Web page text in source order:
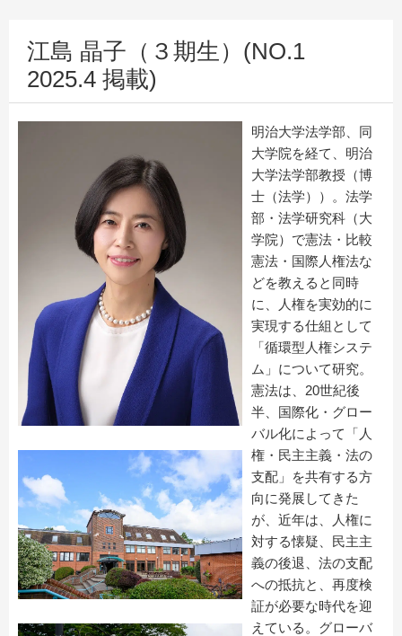
江島 晶子（３期生）(NO.1
2025.4 掲載)
明治大学法学部、同
大学院を経て、明治
大学法学部教授（博
士（法学））。法学
部・法学研究科（大
学院）で憲法・比較
憲法・国際人権法な
どを教えると同時
に、人権を実効的に
実現する仕組として
「循環型人権システ
ム」について研究。
憲法は、 20世紀後
半、国際化・グロー
バル化によって「人
権・民主主義・法の
支配」を共有する方
向に発展してきた
が、近年は、人権に
対する懐疑、民主主
義の後退、法の支配
への抵抗と、再度検
証が必要な時代を迎
えている。グローバ